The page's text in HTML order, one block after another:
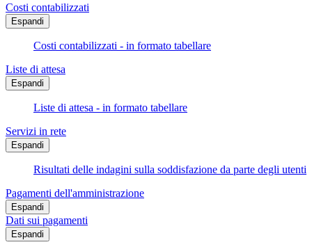
Costi contabilizzati
Espandi
Costi contabilizzati - in formato tabellare
Liste di attesa
Espandi
Liste di attesa - in formato tabellare
Servizi in rete
Espandi
Risultati delle indagini sulla soddisfazione da parte degli utenti
Pagamenti dell'amministrazione
Espandi
Dati sui pagamenti
Espandi